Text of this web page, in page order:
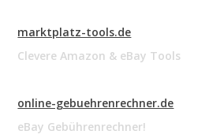
marktplatz-tools.de
Clevere Amazon & eBay Tools
online-gebuehrenrechner.de
eBay Gebührenrechner!